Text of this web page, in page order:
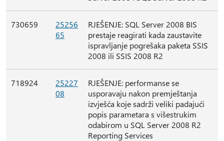
730659
25256
65
RJEŠENJE: SQL Server 2008 BIS
prestaje reagirati kada zaustavite
ispravljanje pogrešaka paketa SSIS
2008 ili SSIS 2008 R2
718924
25227
08
RJEŠENJE: performanse se
usporavaju nakon premještanja
izvješća koje sadrži veliki padajući
popis parametara s višestrukim
odabirom u SQL Server 2008 R2
Reporting Services